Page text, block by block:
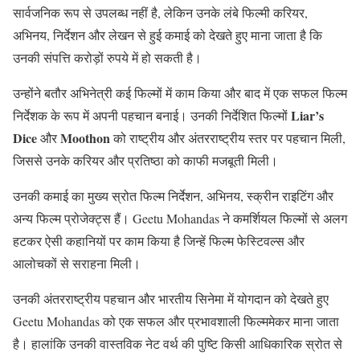
सार्वजनिक रूप से उपलब्ध नहीं है, लेकिन उनके लंबे फिल्मी करियर,
अभिनय, निर्देशन और लेखन से हुई कमाई को देखते हुए माना जाता है कि
उनकी संपत्ति करोड़ों रुपये में हो सकती है।
उन्होंने बतौर अभिनेत्री कई फिल्मों में काम किया और बाद में एक सफल फिल्म
निर्देशक के रूप में अपनी पहचान बनाई। उनकी निर्देशित फिल्मोंLiar’s
DiceऔरMoothonको राष्ट्रीय और अंतरराष्ट्रीय स्तर पर पहचान मिली,
जिससे उनके करियर और प्रतिष्ठा को काफी मजबूती मिली।
उनकी कमाई का मुख्य स्रोत फिल्म निर्देशन, अभिनय, स्क्रीन राइटिंग और
अन्य फिल्म प्रोजेक्ट्स हैं। Geetu Mohandas ने कमर्शियल फिल्मों से अलग
हटकर ऐसी कहानियों पर काम किया है जिन्हें फिल्म फेस्टिवल्स और
आलोचकों से सराहना मिली।
उनकी अंतरराष्ट्रीय पहचान और भारतीय सिनेमा में योगदान को देखते हुए
Geetu Mohandas को एक सफल और प्रभावशाली फिल्ममेकर माना जाता
है। हालांकि उनकी वास्तविक नेट वर्थ की पुष्टि किसी आधिकारिक स्रोत से